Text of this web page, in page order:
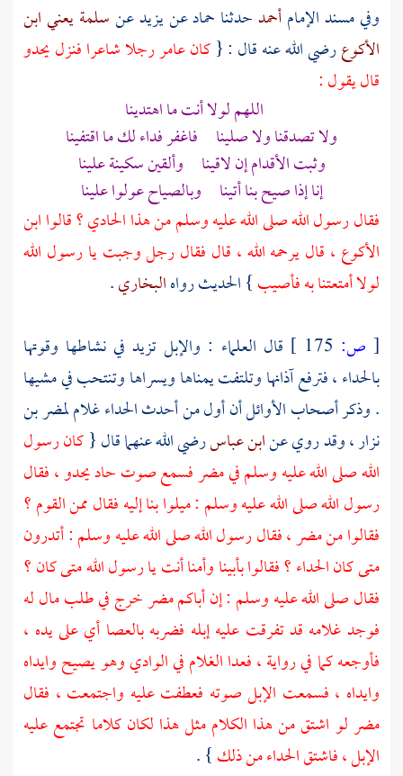
وفي مسند الإمامأحمدحدثنا حمادعنيزيدعنسلمة يعني ابن
الأكوعرضي الله عنه قال : {كانعامررجلا شاعرا فنزل يحدو
قال يقول :
اللهم لولا أنت ما اهتدينا
ولا تصدقنا ولا صلينا فاغفر فداء لك ما اقتفينا
وثبت الأقدام إن لاقينا وألقين سكينة علينا
إنا إذا صيح بنا أتينا وبالصياح عولوا علينا
فقال رسول الله صلى الله عليه وسلم من هذا الحادي ؟ قالواابن
الأكوع ، قال يرحمه الله ، قال فقال رجل وجبت يا رسول الله
لولا أمتعتنا به فأصيب} الحديث رواهالبخاري.
[ ص:
قال العلماء : والإبل تزيد في نشاطها وقوتها
بالحداء ، فترفع آذانها وتلتفت يمناها ويسراها وتنتحب في مشيها
. وذكر أصحاب الأوائل أن أول من أحدث الحداء غلاملمضر بن
نزار، وقد روي عنابن عباسرضي الله عنهما قال {كان رسول
الله صلى الله عليه وسلم فيمضرفسمع صوت حاد يحدو ، فقال
رسول الله صلى الله عليه وسلم : ميلوا بنا إليه فقال ممن القوم ؟
فقالوا منمضر، فقال رسول الله صلى الله عليه وسلم : أتدرون
متى كان الحداء ؟ فقالوا بأبينا وأمنا أنت يا رسول الله متى كان ؟
فقال صلى الله عليه وسلم : إن أباكممضرخرج في طلب مال له
فوجد غلامه قد تفرقت عليه إبله فضربه بالعصا أي على يده ،
فأوجعه كما في رواية ، فعدا الغلام في الوادي وهو يصيح وايداه
وايداه ، فسمعت الإبل صوته فعطفت عليه واجتمعت ، فقال
مضرلو اشتق من هذا الكلام مثل هذا لكان كلاما تجتمع عليه
الإبل ، فاشتق الحداء من ذلك} .